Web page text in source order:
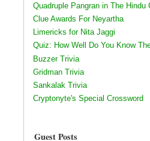
Quadruple Pangran in The Hindu
Clue Awards For Neyartha
Limericks for Nita Jaggi
Quiz: How Well Do You Know
Buzzer Trivia
Gridman Trivia
Sankalak Trivia
Cryptonyte's Special Crossword
Guest Posts